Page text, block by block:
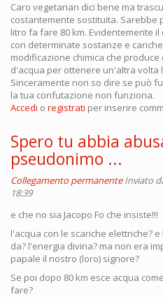
Caro vegetarian dici bene ma
costantemente sostituita. Sarebbe
litro fa fare 80 km. Evidentemente
con determinate sostanze e
modificazione chimica che
d'acqua per ottenere un'altra volta
Sinceramente non so dire se può
la tua confutazione non funziona.
Accedi o registrati per inserire
Spero tu abbia
pseudonimo ...
Collegamento permanente Inviato
18:39
e che no sia Jacopo Fo che insiste!!!
l'acqua con le scariche elettriche?
da? l'energia divina? ma non era
papale il nostro (loro) signore?
Se poi dopo 80 km esce acqua
fare?